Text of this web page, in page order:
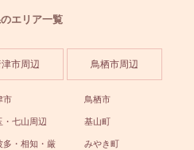
エリア一覧
津市周辺
市
・七山周辺
多・相知・厳
鳥栖市周辺
鳥栖市
基山町
みやき町